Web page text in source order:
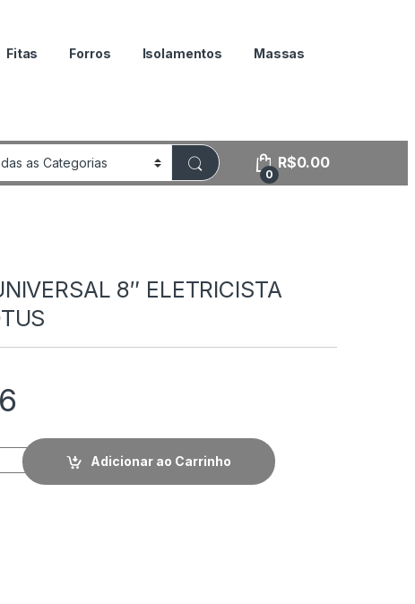
Fitas Forros Isolamentos Massas
0
R$0.00
8″ ELETRICISTA
Adicionar ao Carrinho